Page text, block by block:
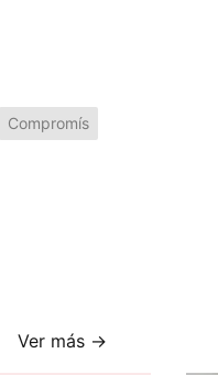
Compromís
Ver más →